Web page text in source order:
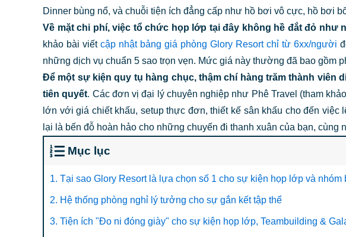
Dinner bùng nổ, và chuỗi tiện ích đẳng cấp như hồ bơi vô cực, hồ bơi
Về mặt chi phí, việc tổ chức họp lớp tại đây không hề đắt đỏ
khảo bài viết cập nhật bảng giá phòng Glory Resort chỉ từ 6xx/người
những dịch vụ chuẩn 5 sao trọn vẹn. Mức giá này thường đã bao gồm
Để một sự kiện quy tụ hàng chục, thậm chí hàng trăm thành viên
tiên quyết. Các đơn vị đại lý chuyên nghiệp như Phê Travel (tham
lớn với giá chiết khấu, setup thực đơn, thiết kế sân khấu cho đến
lại là bến đỗ hoàn hảo cho những chuyến đi thanh xuân của bạn,
Mục lục
1. Tại sao Glory Resort là lựa chọn số 1 cho sự kiện họp lớp và nhóm
2. Hệ thống phòng nghỉ lý tưởng cho sự gắn kết tập thể
3. Tiện ích "Đo ni đóng giày" cho sự kiện họp lớp, Teambuilding &